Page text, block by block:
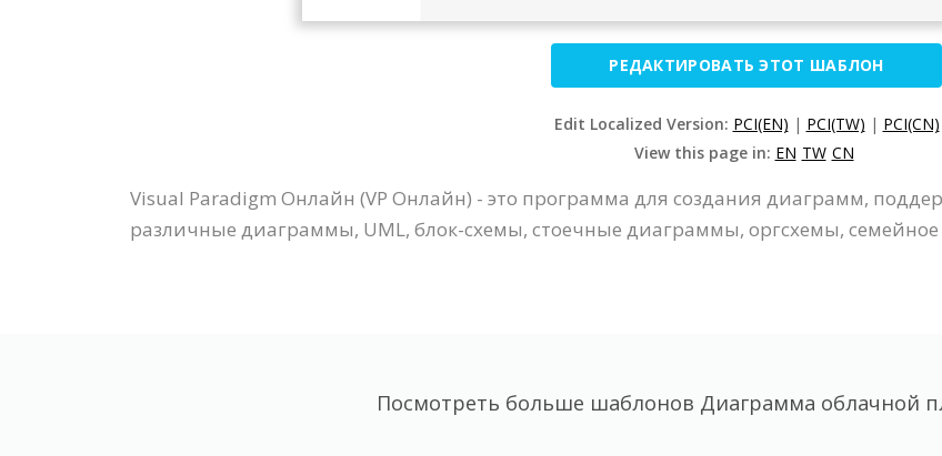
РЕДАКТИРОВАТЬ ЭТОТ ШАБЛОН
Edit Localized Version: PCI(EN) | PCI(TW) | PCI(CN)
View this page in: EN TW CN
Visual Paradigm Онлайн (VP Онлайн) - это программа для создания диаграмм,
различные диаграммы, UML, блок-схемы, стоечные диаграммы, оргсхемы, семейное
Посмотреть больше шаблонов Диаграмма облачной